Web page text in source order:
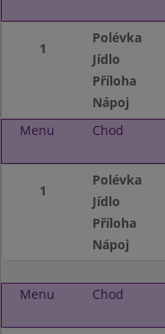
1
Polévka
Jídlo
Příloha
Nápoj
Menu
Chod
1
Polévka
Jídlo
Příloha
Nápoj
Menu Chod